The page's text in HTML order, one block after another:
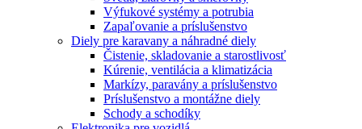
Výfukové systémy a potrubia
Zapaľovanie a príslušenstvo
Diely pre karavany a náhradné diely
Čistenie, skladovanie a starostlivosť
Kúrenie, ventilácia a klimatizácia
Markízy, paravány a príslušenstvo
Príslušenstvo a montážne diely
Schody a schodíky